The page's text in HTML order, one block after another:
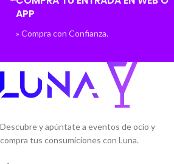
APP
» Compra con Confianza.
Descubre y apúntate a eventos de ocio y
compra tus consumiciones con Luna.